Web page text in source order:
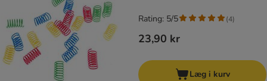
23,90 kr
Rating: 5/5 (4)
Læg i kurv